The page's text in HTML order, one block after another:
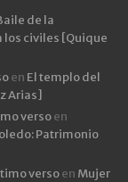
de la
los civiles [Quique
en El templo del
Arias]
versoen
Patrimonio
versoen Mujer